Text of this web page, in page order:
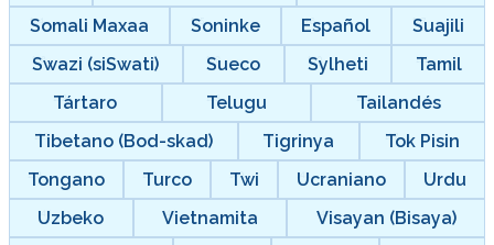
Somali Maxaa
Soninke Español
Suajili
Swazi (siSwati)
Sueco Sylheti
Tamil
Tártaro
Telugu
Tailandés
Tibetano (Bod-skad)
Tigrinya
Tok Pisin
Tongano
Turco Twi Ucraniano
Urdu
Uzbeko
Vietnamita
Visayan (Bisaya)